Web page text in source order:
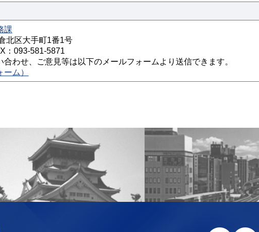
課
北区大手町1番1号
：093-581-5871
わせ、ご意見等は以下のメールフォームより送信できます。
ム）